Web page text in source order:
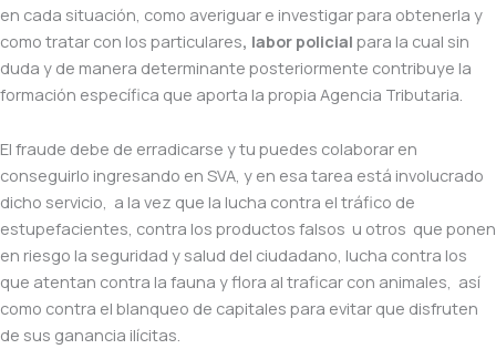
en cada situación, como averiguar e investigar para obtenerla y
como tratar con los particulares, labor policial para la cual sin
duda y de manera determinante posteriormente contribuye la
formación específica que aporta la propia Agencia Tributaria.
El fraude debe de erradicarse y tu puedes colaborar en
conseguirlo ingresando en SVA, y en esa tarea está involucrado
dicho servicio, a la vez que la lucha contra el tráfico de
estupefacientes, contra los productos falsos u otros que ponen
en riesgo la seguridad y salud del ciudadano, lucha contra los
que atentan contra la fauna y flora al traficar con animales, así
como contra el blanqueo de capitales para evitar que disfruten
de sus ganancia ilícitas.